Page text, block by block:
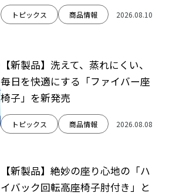
トピックス 商品情報 2026.08.10
【新製品】洗えて、蒸れにくい、
毎日を快適にする「ファイバー座
椅子」を新発売
トピックス 商品情報 2026.08.08
【新製品】絶妙の座り心地の「ハ
イバック回転高座椅子肘付き」と